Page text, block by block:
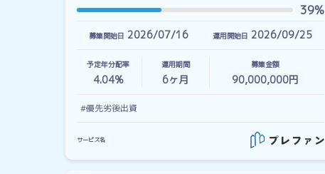
39%
募集開始日 2026/07/16 運用開始日 2026/09/25
予定年分配率
4.04%
運用期間
6ヶ月
募集金額
90,000,000円
#優先劣後出資
サービス名